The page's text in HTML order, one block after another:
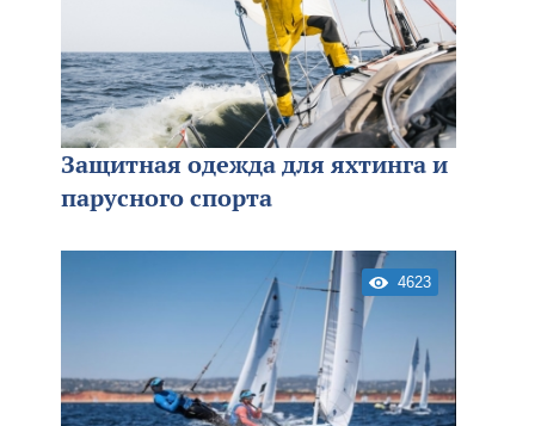
Защитная одежда для яхтинга и
парусного спорта
4623